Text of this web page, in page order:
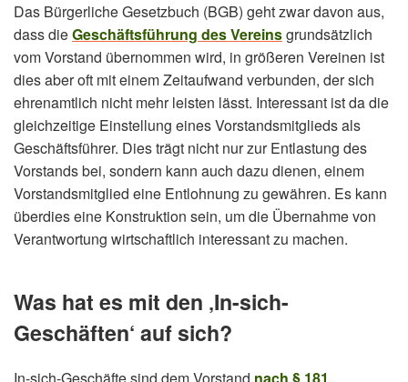
Das Bürgerliche Gesetzbuch (BGB) geht zwar davon aus,
dass dieGeschäftsführung des Vereinsgrundsätzlich
vom Vorstand übernommen wird, in größeren Vereinen ist
dies aber oft mit einem Zeitaufwand verbunden, der sich
ehrenamtlich nicht mehr leisten lässt. Interessant ist da die
gleichzeitige Einstellung eines Vorstandsmitglieds als
Geschäftsführer. Dies trägt nicht nur zur Entlastung des
Vorstands bei, sondern kann auch dazu dienen, einem
Vorstandsmitglied eine Entlohnung zu gewähren. Es kann
überdies eine Konstruktion sein, um die Übernahme von
Verantwortung wirtschaftlich interessant zu machen.
Was hat es mit den ‚In-sich-
Geschäften‘ auf sich?